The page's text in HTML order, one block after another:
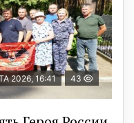
2026, 16:41 43